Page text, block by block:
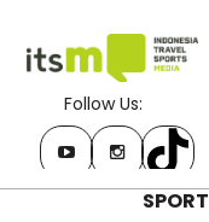
Follow Us:
SPORT